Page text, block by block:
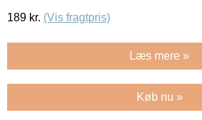
189 kr. (Vis fragtpris)
Læs mere »
Køb nu »